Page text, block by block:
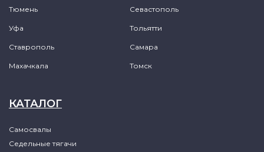
Тюмень Севастополь
Уфа Тольятти
Ставрополь Самара
Махачкала Томск
КАТАЛОГ
Самосвалы
Седельные тягачи